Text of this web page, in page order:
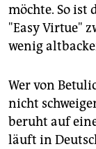
möchte. So ist
"Easy Virtue"
wenig
Wer von
nicht
beruht auf
läuft in